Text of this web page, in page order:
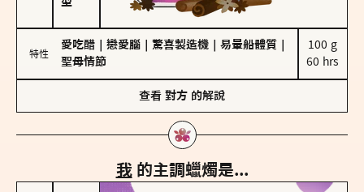
特性
愛吃醋 戀愛腦 驚喜製造機 易暈船體質
聖母情節
100 g
60 hrs
查看 對方 的解說
我 的主調蠟燭是...